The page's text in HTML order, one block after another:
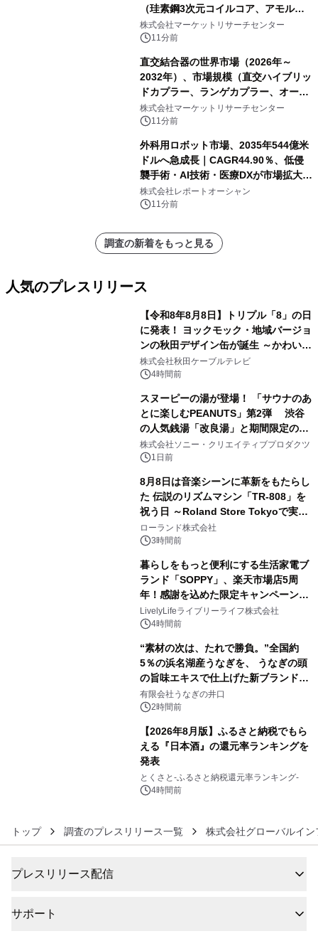
（珪素鋼3次元コイルコア、アモルフ
ァス合金3次元コイルコア）・分析レ
ポートを発表
株式会社マーケットリサーチセンター
11分前
直交結合器の世界市場（2026年～
2032年）、市場規模（直交ハイブリッ
ドカプラー、ランゲカプラー、オーバ
ーレイカプラー、その他）・分析レポ
ートを発表
株式会社マーケットリサーチセンター
11分前
外科用ロボット市場、2035年544億米
ドルへ急成長｜CAGR44.90％、低侵
襲手術・AI技術・医療DXが市場拡大を
牽引
株式会社レポートオーシャン
11分前
調査の新着をもっと見る
人気のプレスリリース
【令和8年8月8日】トリプル「8」の日
に発表！ ヨックモック・地域バージョ
ンの秋田デザイン缶が誕生 ～かわいい
秋田犬の子犬と秋田の四季と名所を巡
るパッケージ～ 9月1日(火)秋田県内で
株式会社秋田ケーブルテレビ
4時間前
スヌーピーの湯が登場！ 「サウナのあ
とに楽しむPEANUTS」第2弾 渋谷
の人気銭湯「改良湯」と期間限定のコ
ラボレーション サウナイキタイコラ
ボグッズも発売決定！
株式会社ソニー・クリエイティブプロダクツ
1日前
8月8日は音楽シーンに革新をもたらし
た 伝説のリズムマシン「TR-808」を
祝う日 ～Roland Store Tokyoで実機
を展示しての 記念キャンペーンを開
催 英国ラジオ「NTS」の 特別プログ
アーティストを フィーチャーしたアニ
メーションを公開～
ローランド株式会社
3時間前
暮らしをもっと便利にする生活家電ブ
ランド「SOPPY」、楽天市場店5周
年！感謝を込めた限定キャンペーンを
8月10日より開催
LivelyLifeライブリーライフ株式会社
4時間前
“素材の次は、たれで勝負。”全国約
5％の浜名湖産うなぎを、 うなぎの頭
の旨味エキスで仕上げた新ブランド
「井口の誉」誕生
有限会社うなぎの井口
2時間前
【2026年8月版】ふるさと納税でもら
える『日本酒』の還元率ランキングを
発表
とくさと-ふるさと納税還元率ランキング-
4時間前
トップ 調査のプレスリリース一覧 株式会社グローバルイ
プレスリリース配信
サポート